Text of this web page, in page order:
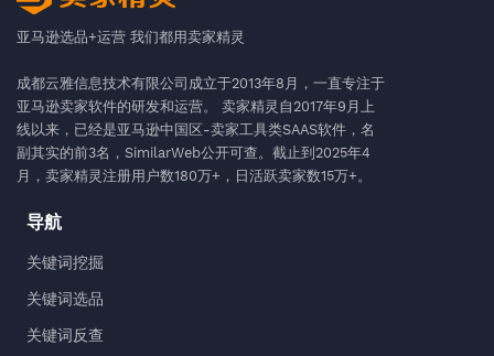
亚马逊选品+运营 我们都用卖家精灵
成都云雅信息技术有限公司成立于2013年8月，一直专注于
亚马逊卖家软件的研发和运营。 卖家精灵自2017年9月上
线以来，已经是亚马逊中国区-卖家工具类SAAS软件，名
副其实的前3名，SimilarWeb公开可查。截止到2025年4
月，卖家精灵注册用户数180万+，日活跃卖家数15万+。
导航
关键词挖掘
关键词选品
关键词反查